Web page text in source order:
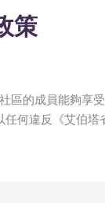
策
區的成員能夠享
何違反《艾伯塔